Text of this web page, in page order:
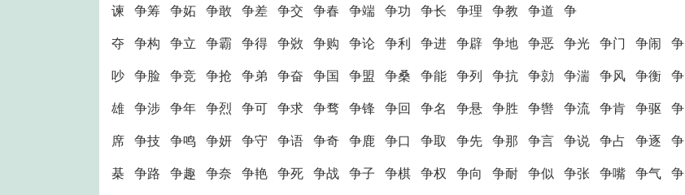
谏 争筹 争妬 争敢 争差 争交 争春 争端 争功 争长 争理 争教 争道 争
夺 争构 争立 争霸 争得 争敚 争购 争论 争利 争进 争辟 争地 争恶 争光 争门 争闹 争
吵 争脸 争竞 争抢 争弟 争奋 争国 争盟 争桑 争能 争列 争抗 争勍 争湍 争风 争衡 争
雄 争涉 争年 争烈 争可 争求 争骛 争锋 争回 争名 争悬 争胜 争辔 争流 争肯 争驱 争
席 争技 争鸣 争妍 争守 争语 争奇 争鹿 争口 争取 争先 争那 争言 争说 争占 争逐 争
棊 争路 争趣 争奈 争艳 争死 争战 争子 争棋 争权 争向 争耐 争似 争张 争嘴 争气 争